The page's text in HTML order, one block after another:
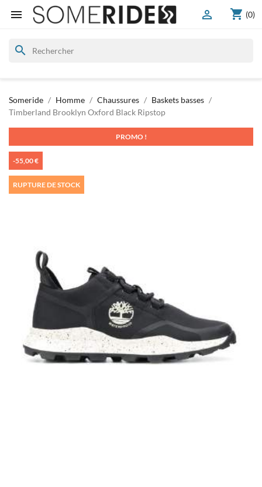
 shopping_cart (0)

search
Someride Homme Chaussures
Baskets basses
Timberland Brooklyn Oxford Black Ripstop
PROMO !
-55,00 €
RUPTURE DE STOCK